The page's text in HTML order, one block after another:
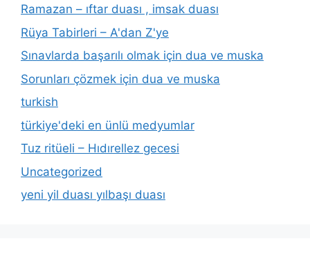
Ramazan – ıftar duası , imsak duası
Rüya Tabirleri – A'dan Z'ye
Sınavlarda başarılı olmak için dua ve muska
Sorunları çözmek için dua ve muska
turkish
türkiye'deki en ünlü medyumlar
Tuz ritüeli – Hıdırellez gecesi
Uncategorized
yeni yil duası yılbaşı duası